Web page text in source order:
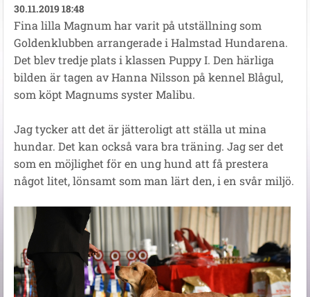
30.11.2019 18:48
Fina lilla Magnum har varit på utställning som
Goldenklubben arrangerade i Halmstad Hundarena.
Det blev tredje plats i klassen Puppy I. Den härliga
bilden är tagen av Hanna Nilsson på kennel Blågul,
som köpt Magnums syster Malibu.
Jag tycker att det är jätteroligt att ställa ut mina
hundar. Det kan också vara bra träning. Jag ser det
som en möjlighet för en ung hund att få prestera
något litet, lönsamt som man lärt den, i en svår miljö.